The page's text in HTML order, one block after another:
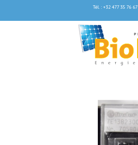
Tél. : +32 477 35 76 67